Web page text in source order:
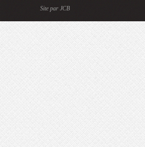
Site par JCB